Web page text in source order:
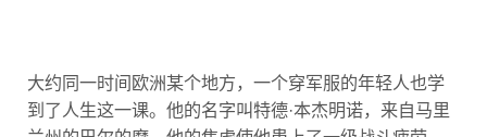
大约同一时间欧洲某个地方，一个穿军服的年轻人也学
到了人生这一课。他的名字叫特德·本杰明诺，来自马里
兰州的巴尔的摩，他的焦虑使他患上了一级战斗疲劳